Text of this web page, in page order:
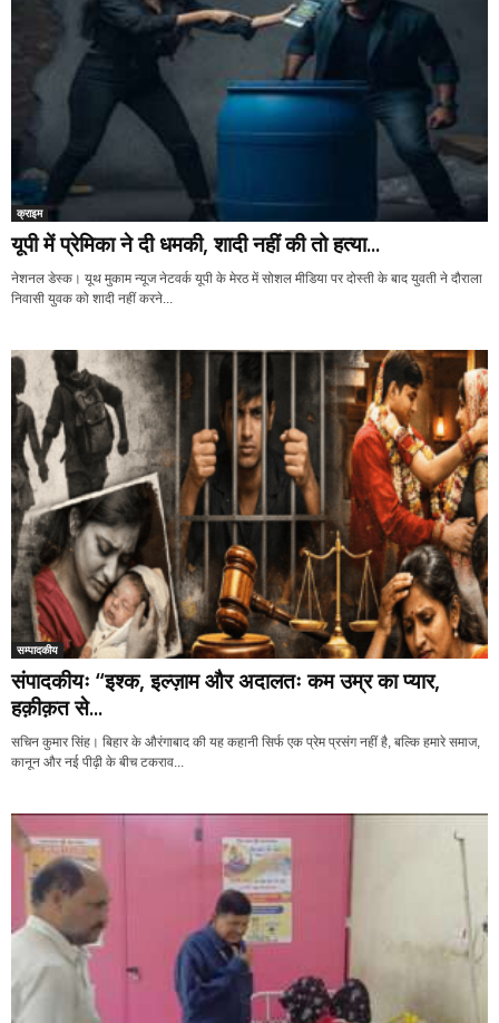
क्राइम
यूपी में प्रेमिका ने दी धमकी, शादी नहीं की तो हत्या...
नेशनल डेस्क। यूथ मुकाम न्यूज नेटवर्क यूपी के मेरठ में सोशल मीडिया पर दोस्ती के बाद युवती ने दौराला
निवासी युवक को शादी नहीं करने...
सम्पादकीय
संपादकीयः “इश्क, इल्ज़ाम और अदालतः कम उम्र का प्यार,
हक़ीक़त से...
सचिन कुमार सिंह। बिहार के औरंगाबाद की यह कहानी सिर्फ एक प्रेम प्रसंग नहीं है, बल्कि हमारे समाज,
कानून और नई पीढ़ी के बीच टकराव...